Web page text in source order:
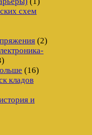
схем
(2)
(16)
кладов
и